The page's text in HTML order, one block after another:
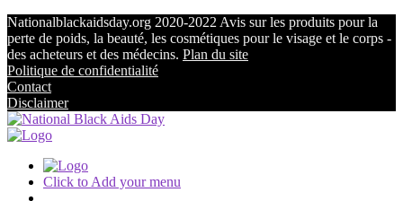
Nationalblackaidsday.org 2020-2022 Avis sur les produits pour la
perte de poids, la beauté, les cosmétiques pour le visage et le corps -
des acheteurs et des médecins. Plan du site
Politique de confidentialité
Contact
Disclaimer
Click to Add your menu